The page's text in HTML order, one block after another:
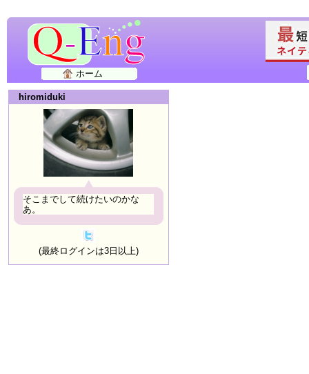
ホーム
hiromiduki
そこまでして続けたいのかな
あ。
(最終ログインは3日以上)